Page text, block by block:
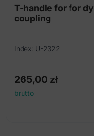
T-handle for for
coupling
Index: U-2322
265,00 zł
brutto